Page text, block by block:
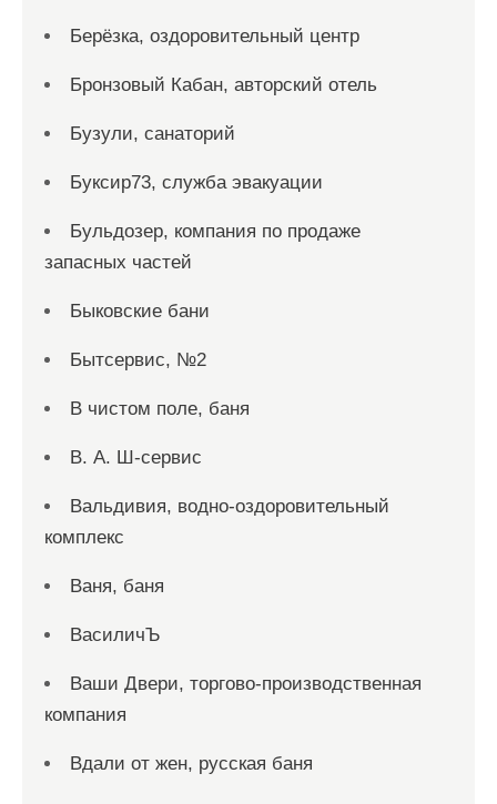
Берёзка, оздоровительный центр
Бронзовый Кабан, авторский отель
Бузули, санаторий
Буксир73, служба эвакуации
Бульдозер, компания по продаже
запасных частей
Быковские бани
Бытсервис, №2
В чистом поле, баня
В. А. Ш-сервис
Вальдивия, водно-оздоровительный
комплекс
Ваня, баня
ВасиличЪ
Ваши Двери, торгово-производственная
компания
Вдали от жен, русская баня